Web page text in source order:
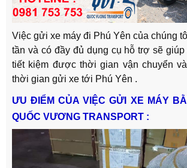
Việc gửi xe máy đi Phú Yên của chúng
tần và có đầy đủ dụng cụ hỗ trợ sẽ
tiết kiệm được thời gian vận chuyển
thời gian gửi xe tới Phú Yên .
ƯU ĐIỂM CỦA VIỆC GỬI XE MÁY
QUỐC VƯƠNG TRANSPORT :